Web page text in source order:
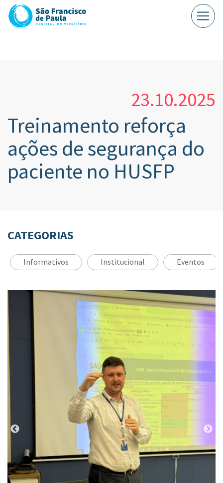
23.10.2025
Treinamento reforça
ações de segurança do
paciente no HUSFP
CATEGORIAS
Informativos Institucional Eventos